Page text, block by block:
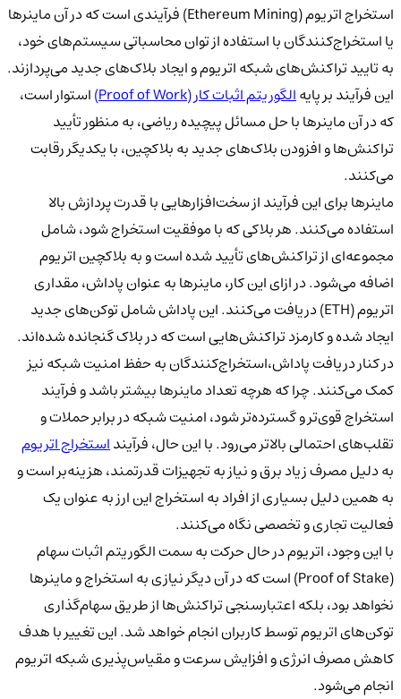
استخراج اتریوم (Ethereum Mining) فرآیندی است که در آن ماینرها
یا استخراج‌کنندگان با استفاده از توان محاسباتی سیستم‌های خود،
به تایید تراکنش‌های شبکه اتریوم و ایجاد بلاک‌های جدید می‌پردازند.
این فرآیند بر پایهالگوریتم اثبات کار (Proof of Work)
استوار است،
که در آن ماینرها با حل مسائل پیچیده ریاضی، به منظور تأیید
تراکنش‌ها و افزودن بلاک‌های جدید به بلاکچین، با یکدیگر رقابت
می‌کنند.
ماینرها برای این فرآیند از سخت‌افزارهایی با قدرت پردازش بالا
استفاده می‌کنند. هر بلاکی که با موفقیت استخراج شود، شامل
مجموعه‌ای از تراکنش‌های تأیید شده است و به بلاکچین اتریوم
اضافه می‌شود. در ازای این کار، ماینرها به عنوان پاداش، مقداری
اتریوم (ETH) دریافت می‌کنند. این پاداش شامل توکن‌های جدید
ایجاد شده و کارمزد تراکنش‌هایی است که در بلاک گنجانده شده‌اند.
در کنار دریافت پاداش،استخراج‌کنندگان به حفظ امنیت شبکه نیز
کمک می‌کنند. چرا که هرچه تعداد ماینرها بیشتر باشد و فرآیند
استخراج قوی‌تر و گسترده‌تر شود، امنیت شبکه در برابر حملات و
تقلب‌های احتمالی بالاتر می‌رود. با این حال، فرآینداستخراج اتریوم
به دلیل مصرف زیاد برق و نیاز به تجهیزات قدرتمند، هزینه‌بر است و
به همین دلیل بسیاری از افراد به استخراج این ارز به عنوان یک
فعالیت تجاری و تخصصی نگاه می‌کنند.
با این وجود، اتریوم در حال حرکت به سمت الگوریتم اثبات سهام
(Proof of Stake) است که در آن دیگر نیازی به استخراج و ماینرها
نخواهد بود، بلکه اعتبارسنجی تراکنش‌ها از طریق سهام‌گذاری
توکن‌های اتریوم توسط کاربران انجام خواهد شد. این تغییر با هدف
کاهش مصرف انرژی و افزایش سرعت و مقیاس‌پذیری شبکه اتریوم
انجام می‌شود.